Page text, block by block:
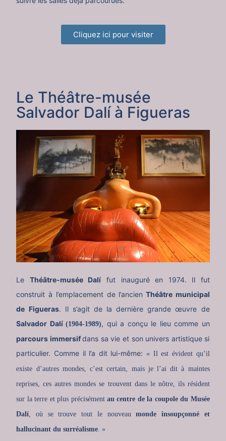
Cliquez ici pour visiter
Le Théâtre-musée
Salvador Dalí à Figueras
Le Théâtre-musée Dalí fut inauguré en 1974. Il fut
construit à l’emplacement de l’ancien Théâtre municipal
de Figueras. Il s’agit de la dernière grande œuvre de
Salvador Dalí(1904-1989), qui a conçu le lieu comme un
parcours immersifdans sa vie et son univers artistique si
particulier. Comme il l’a dit lui-même: « Il est évident qu’il
existe d’autres mondes, c’est certain, mais je l’ai dit à maintes
reprises, ces autres mondes se trouvent dans le nôtre, ils résident
sur la terre et plus précisément au centre de la coupole du Musée
Dalí , où se trouve tout le nouveaumonde insoupçonné et
hallucinant du surréalisme . »